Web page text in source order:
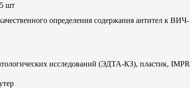
шт
определения содержания антител к
исследований (ЭДТА-КЗ), пластик,